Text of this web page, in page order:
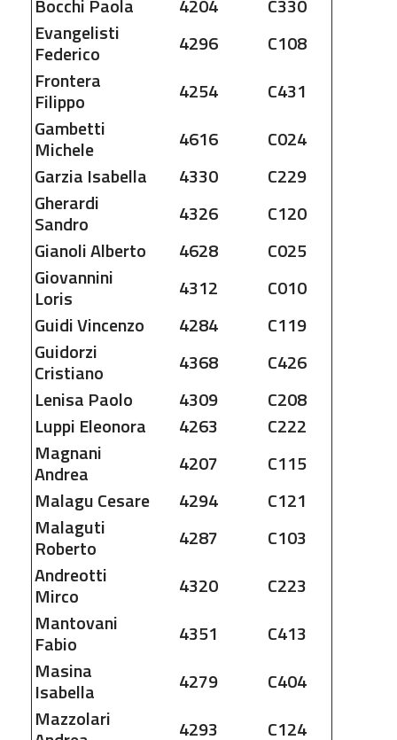
Bocchi Paola 4204
C330
Evangelisti
Federico 4296
C108
Frontera
Filippo 4254
C431
Gambetti
Michele 4616
C024
Garzia Isabella 4330
C229
Gherardi
Sandro 4326
C120
GianoliAlberto 4628
C025
Giovannini
Loris 4312
C010
GuidiVincenzo 4284
C119
Guidorzi
Cristiano 4368
C426
Lenisa Paolo 4309
C208
Luppi Eleonora 4263
C222
Magnani
Andrea 4207
C115
MalaguCesare 4294
C121
Malaguti
Roberto 4287
C103
Andreotti
Mirco 4320
C223
Mantovani
Fabio 4351
C413
Masina
Isabella 4279
C404
Mazzolari
4293
C124